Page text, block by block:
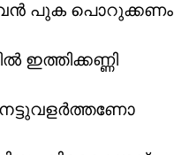
പുക പൊറുക്കണം
ഇത്തിക്കണ്ണി
നട്ടുവളർത്തണോ